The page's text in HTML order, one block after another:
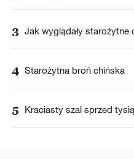
3 Jak wyglądały starożytne
4 Starożytna broń chińska
5 Kraciasty szal sprzed